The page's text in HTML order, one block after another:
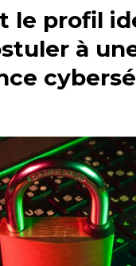
le profil
à